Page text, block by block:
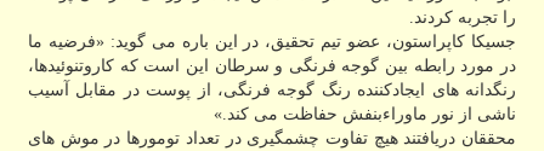
را تجربه كردند.
جسیكا كاپراستون، عضو تیم تحقیق، در این باره می گوید: «فرضیه ما
در مورد رابطه بین گوجه فرنگی و سرطان این است كه كاروتنوئیدها،
رنگدانه های ایجادكننده رنگ گوجه فرنگی، از پوست در مقابل آسیب
ناشی از نور ماوراءبنفش حفاظت می كند.»
محققان دریافتند هیچ تفاوت چشمگیری در تعداد تومورها در موش های